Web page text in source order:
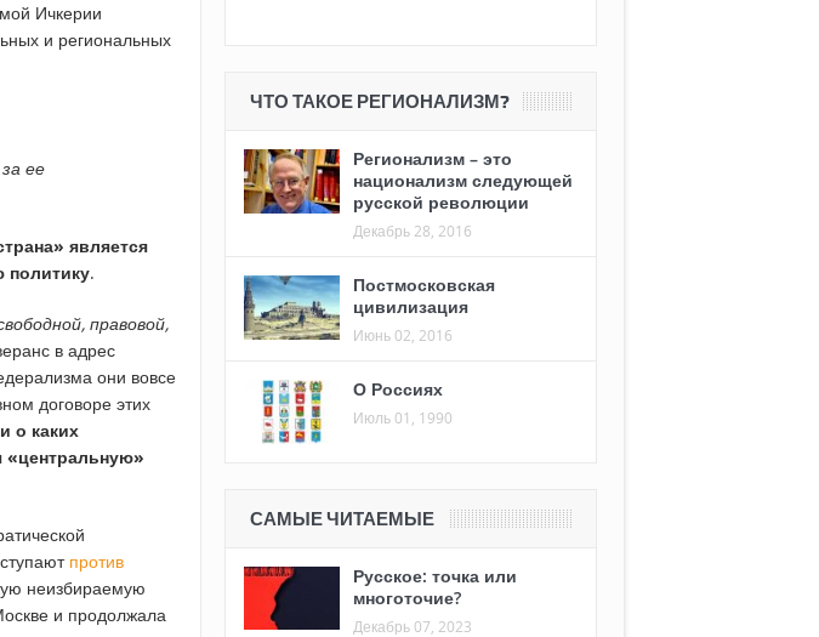
Ичкерии
и региональных
ее
является
политику.
правовой,
в адрес
они вовсе
договоре этих
о каких
«центральную»
против
неизбираемую
и продолжала
ЧТО ТАКОЕ РЕГИОНАЛИЗМ?
Регионализм – это
национализм следующей
русской революции
Декабрь 28, 2016
Постмосковская
цивилизация
Июнь 02, 2016
О Россиях
Июль 01, 1990
САМЫЕ ЧИТАЕМЫЕ
Русское: точка или
многоточие?
Декабрь 07, 2023